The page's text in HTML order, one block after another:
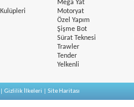
Mega Yat
Motoryat
Özel Yapım
Şişme Bot
Sürat Teknesi
Trawler
Tender
Yelkenli
Gizlilik İlkeleri Site Haritası